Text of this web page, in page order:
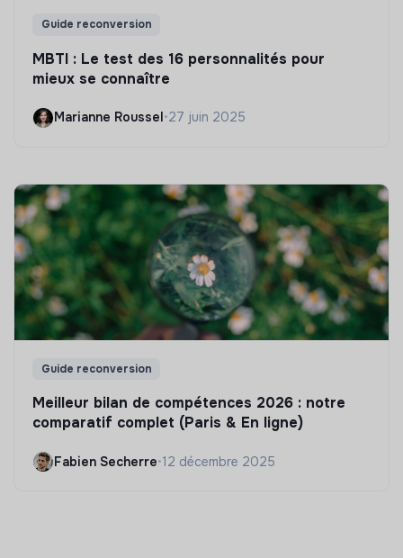
Guide reconversion
MBTI : Le test des 16 personnalités pour
mieux se connaître
Marianne Roussel•27 juin 2025
Guide reconversion
Meilleur bilan de compétences 2026 : notre
comparatif complet (Paris & En ligne)
Fabien Secherre•12 décembre 2025